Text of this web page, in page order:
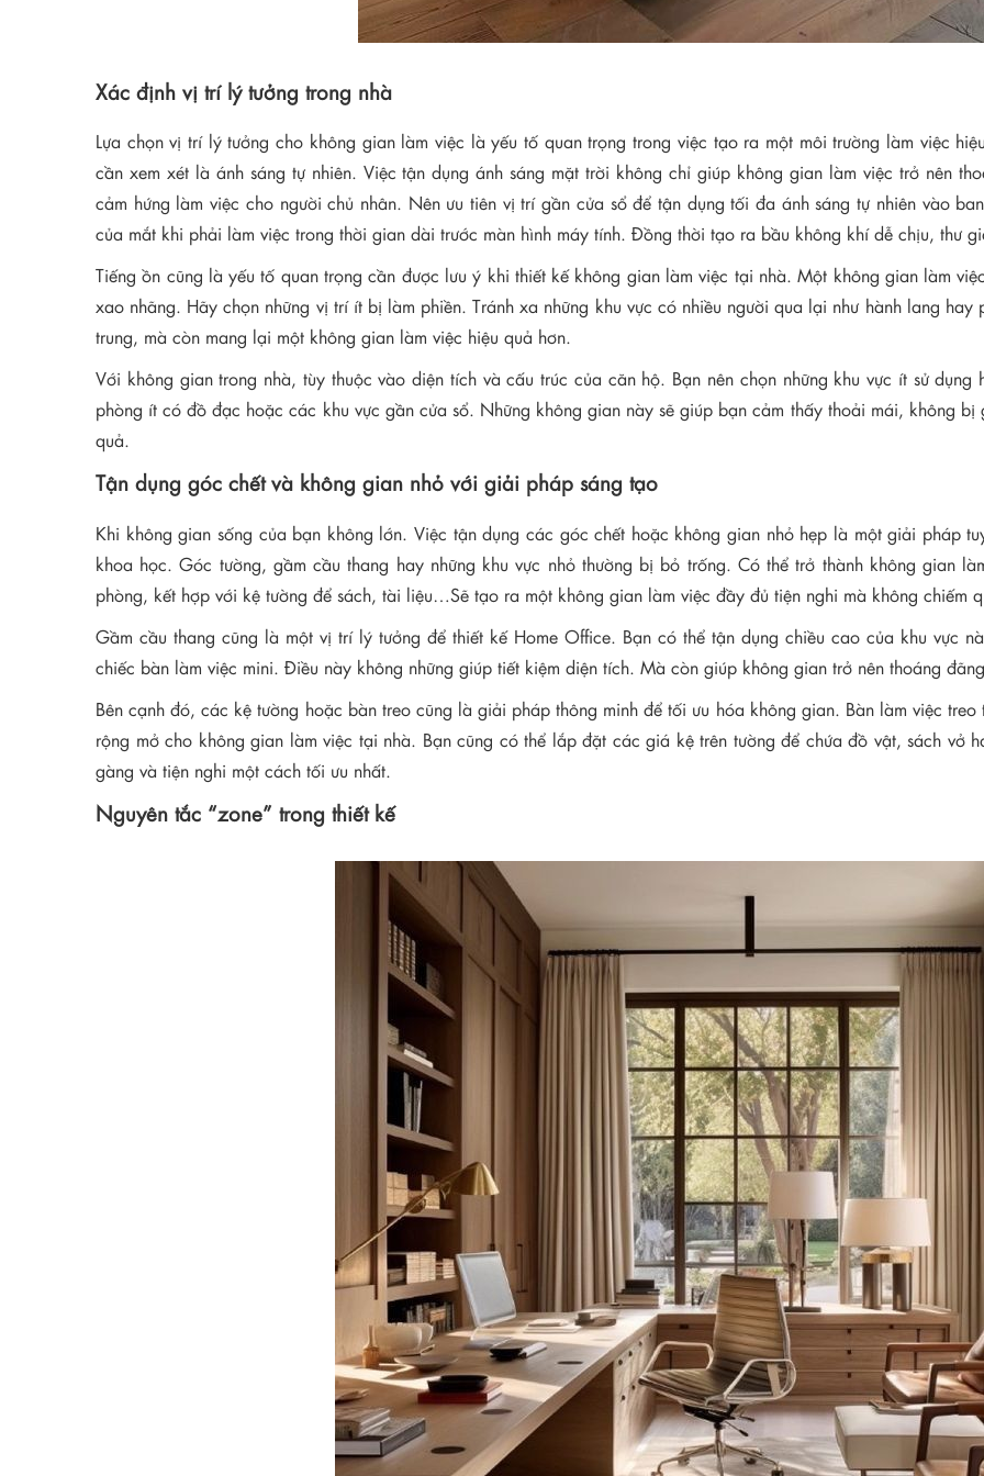
Xác định vị trí lý tưởng trong nhà
Lựa chọn vị trí lý tưởng cho không gian làm việc là yếu tố quan trọng trong việc tạo ra một môi trường làm việc
cần xem xét là ánh sáng tự nhiên. Việc tận dụng ánh sáng mặt trời không chỉ giúp không gian làm việc trở nên
cảm hứng làm việc cho người chủ nhân. Nên ưu tiên vị trí gần cửa sổ để tận dụng tối đa ánh sáng tự nhiên vào
của mắt khi phải làm việc trong thời gian dài trước màn hình máy tính. Đồng thời tạo ra bầu không khí dễ chịu, thư
Tiếng ồn cũng là yếu tố quan trọng cần được lưu ý khi thiết kế không gian làm việc tại nhà. Một không gian làm
xao nhãng. Hãy chọn những vị trí ít bị làm phiền. Tránh xa những khu vực có nhiều người qua lại như hành lang
trung, mà còn mang lại một không gian làm việc hiệu quả hơn.
Với không gian trong nhà, tùy thuộc vào diện tích và cấu trúc của căn hộ. Bạn nên chọn những khu vực ít sử
phòng ít có đồ đạc hoặc các khu vực gần cửa sổ. Những không gian này sẽ giúp bạn cảm thấy thoải mái, không
quả.
Tận dụng góc chết và không gian nhỏ với giải pháp sáng tạo
Khi không gian sống của bạn không lớn. Việc tận dụng các góc chết hoặc không gian nhỏ hẹp là một giải pháp
khoa học. Góc tường, gầm cầu thang hay những khu vực nhỏ thường bị bỏ trống. Có thể trở thành không gian
phòng, kết hợp với kệ tường để sách, tài liệu…Sẽ tạo ra một không gian làm việc đầy đủ tiện nghi mà không chiếm
Gầm cầu thang cũng là một vị trí lý tưởng để thiết kế Home Office. Bạn có thể tận dụng chiều cao của khu vực
chiếc bàn làm việc mini. Điều này không những giúp tiết kiệm diện tích. Mà còn giúp không gian trở nên thoáng
Bên cạnh đó, các kệ tường hoặc bàn treo cũng là giải pháp thông minh để tối ưu hóa không gian. Bàn làm việc
rộng mở cho không gian làm việc tại nhà. Bạn cũng có thể lắp đặt các giá kệ trên tường để chứa đồ vật, sách vở
gàng và tiện nghi một cách tối ưu nhất.
Nguyên tắc “zone” trong thiết kế